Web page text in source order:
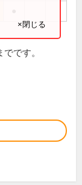
×閉じる
です。